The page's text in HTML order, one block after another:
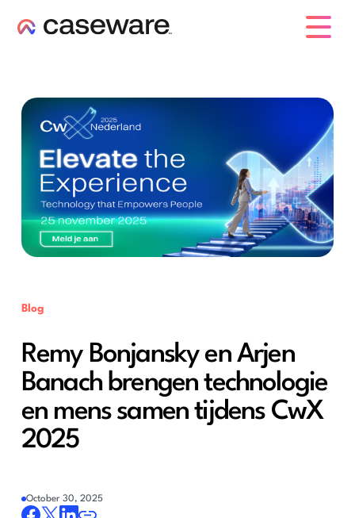
Blog
Remy Bonjansky en Arjen
Banach brengen technologie
en mens samen tijdens CwX
2025
October 30, 2025